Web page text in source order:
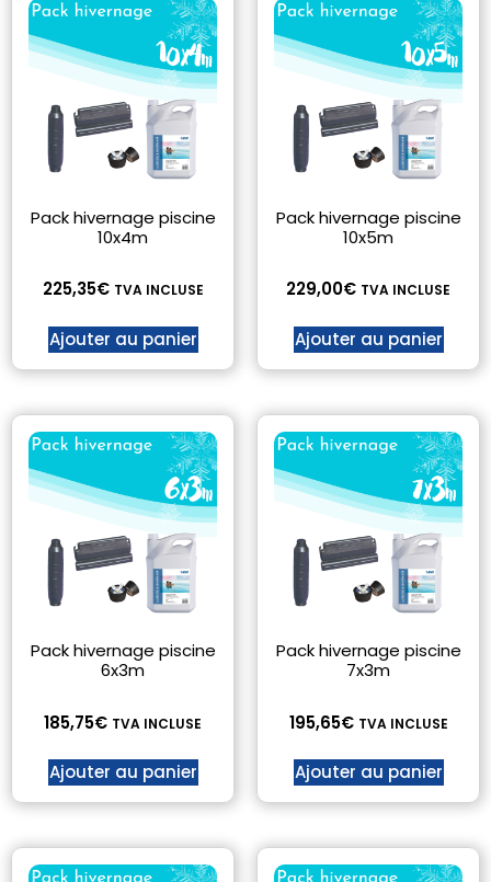
Pack hivernage piscine
10x4m
225,35€ TVA INCLUSE
Ajouter au panier
Pack hivernage piscine
10x5m
229,00€ TVA INCLUSE
Ajouter au panier
Pack hivernage piscine
6x3m
185,75€ TVA INCLUSE
Ajouter au panier
Pack hivernage piscine
7x3m
195,65€ TVA INCLUSE
Ajouter au panier